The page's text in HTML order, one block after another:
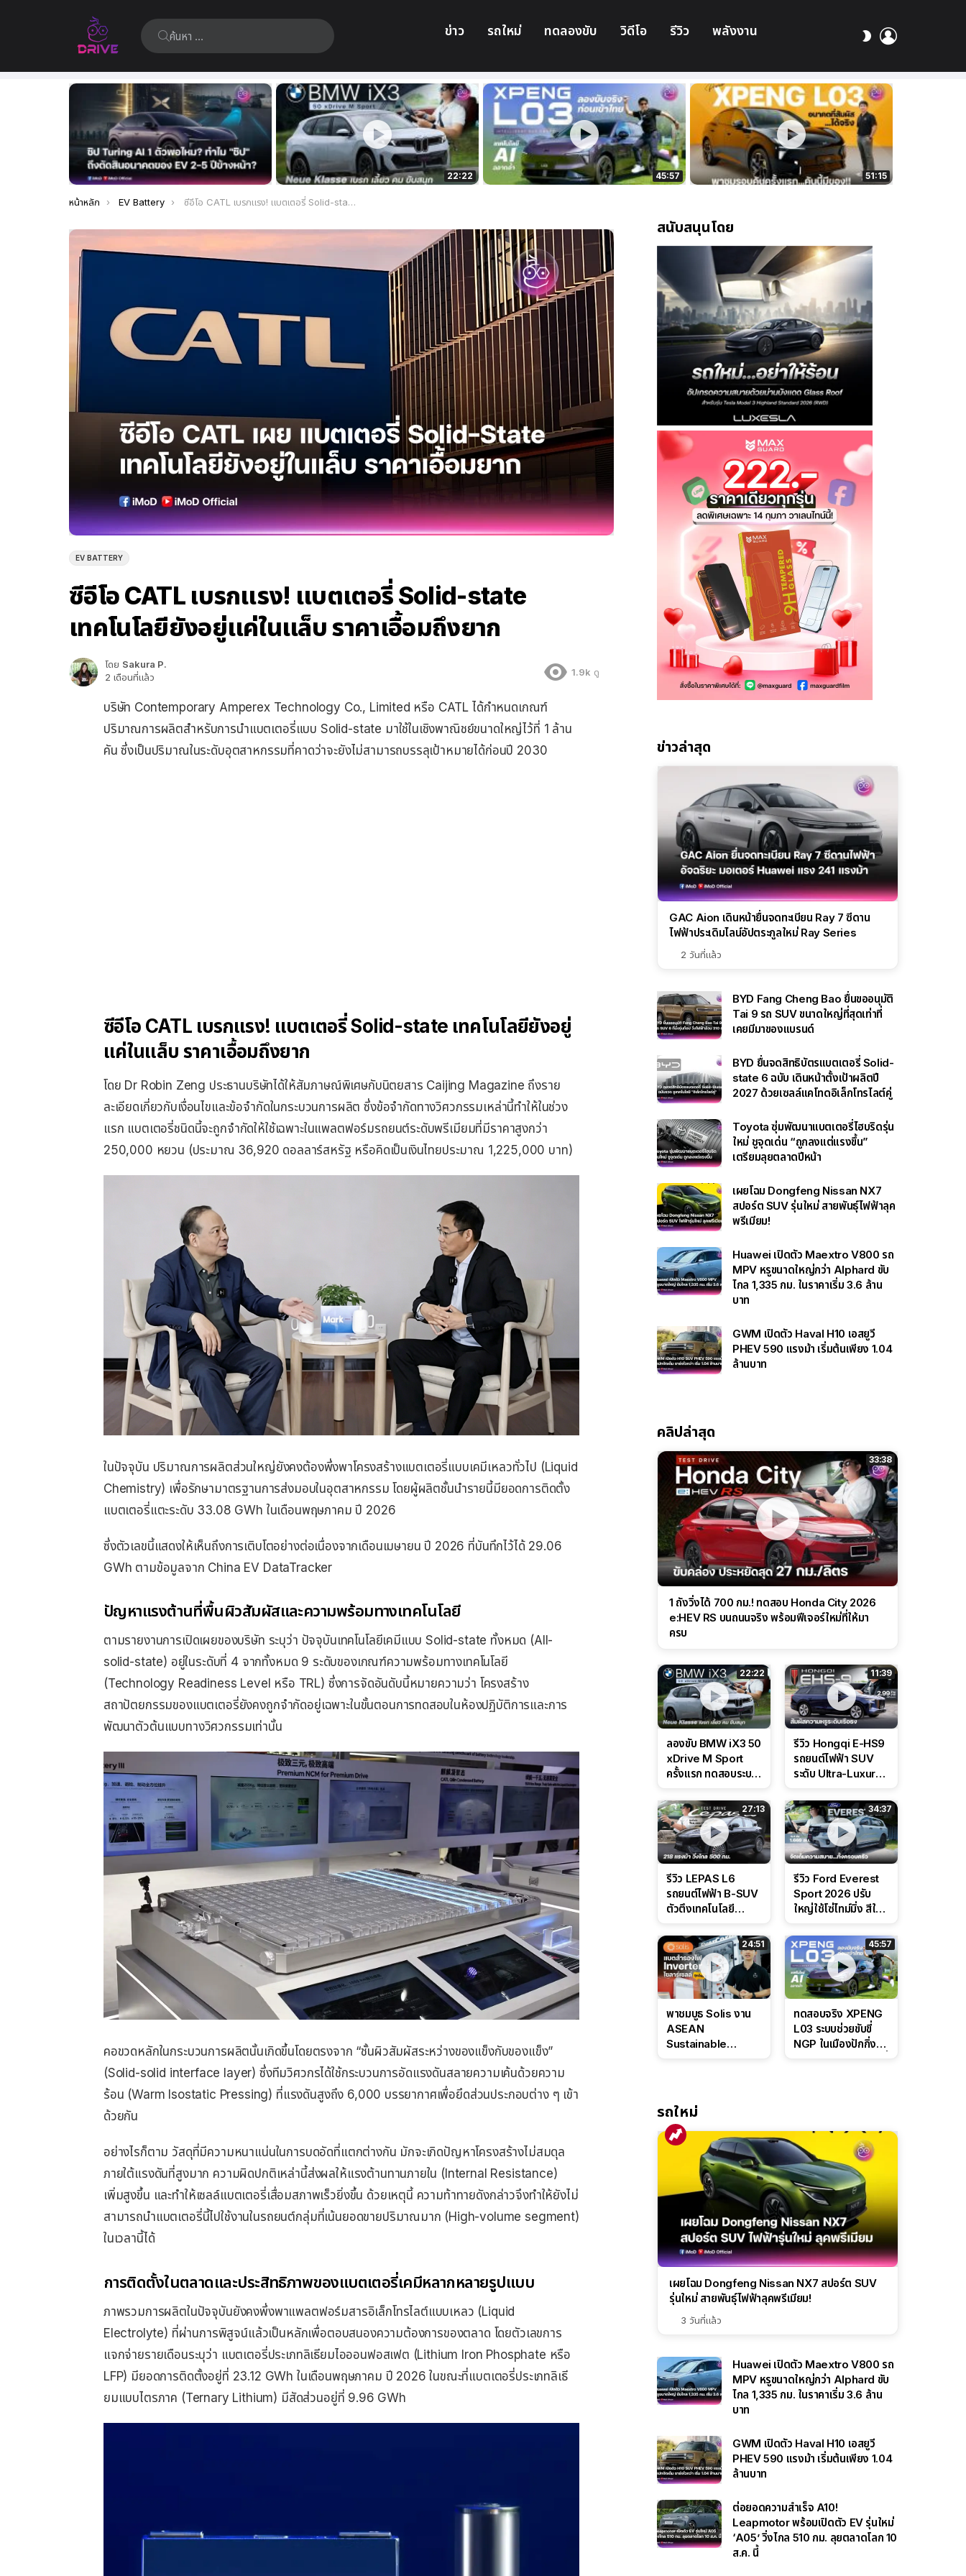
ค้นหา: ข่าว รถใหม่ ทดลองขับ วิดีโอ รีวิว พลังงาน
สลับ
เรื่อง
ล่าสุด
22:22 45:57 51:15
คุณอยู่ที่นี่:
หน้าหลัก EV Battery ซีอีโอ CATL เบรกแรง! แบตเตอรี่ Solid-state เทคโนโลยียังอยู่แค่ในแล็บ ราคาเอื้อมถึงยาก
EV BATTERY
ซีอีโอ CATL เบรกแรง! แบตเตอรี่ Solid-state
เทคโนโลยียังอยู่แค่ในแล็บ ราคาเอื้อมถึงยาก
โดย Sakura P.
2 เดือนที่แล้ว
1.9k ดู
บริษัท Contemporary Amperex Technology Co., Limited หรือ CATL ได้กำหนดเกณฑ์
ปริมาณการผลิตสำหรับการนำแบตเตอรี่แบบ Solid-state มาใช้ในเชิงพาณิชย์ขนาดใหญ่ไว้ที่ 1 ล้าน
คัน ซึ่งเป็นปริมาณในระดับอุตสาหกรรมที่คาดว่าจะยังไม่สามารถบรรลุเป้าหมายได้ก่อนปี 2030
ซีอีโอ CATL เบรกแรง! แบตเตอรี่ Solid-state เทคโนโลยียังอยู่
แค่ในแล็บ ราคาเอื้อมถึงยาก
โดย Dr Robin Zeng ประธานบริษัทได้ให้สัมภาษณ์พิเศษกับนิตยสาร Caijing Magazine ถึงราย
ละเอียดเกี่ยวกับเงื่อนไขและข้อจำกัดในกระบวนการผลิต ซึ่งข้อจำกัดทางวิศวกรรมเหล่านี้ทำให้ในช่วง
แรก แบตเตอรี่ชนิดนี้จะถูกจำกัดให้ใช้เฉพาะในแพลตฟอร์มรถยนต์ระดับพรีเมียมที่มีราคาสูงกว่า
250,000 หยวน (ประมาณ 36,920 ดอลลาร์สหรัฐ หรือคิดเป็นเงินไทยประมาณ 1,225,000 บาท)
ในปัจจุบัน ปริมาณการผลิตส่วนใหญ่ยังคงต้องพึ่งพาโครงสร้างแบตเตอรี่แบบเคมีเหลวทั่วไป (Liquid
Chemistry) เพื่อรักษามาตรฐานการส่งมอบในอุตสาหกรรม โดยผู้ผลิตชั้นนำรายนี้มียอดการติดตั้ง
แบตเตอรี่แตะระดับ 33.08 GWh ในเดือนพฤษภาคม ปี 2026
ซึ่งตัวเลขนี้แสดงให้เห็นถึงการเติบโตอย่างต่อเนื่องจากเดือนเมษายน ปี 2026 ที่บันทึกไว้ได้ 29.06
GWh ตามข้อมูลจาก China EV DataTracker
ปัญหาแรงต้านที่พื้นผิวสัมผัสและความพร้อมทางเทคโนโลยี
ตามรายงานการเปิดเผยของบริษัท ระบุว่า ปัจจุบันเทคโนโลยีเคมีแบบ Solid-state ทั้งหมด (All-
solid-state) อยู่ในระดับที่ 4 จากทั้งหมด 9 ระดับของเกณฑ์ความพร้อมทางเทคโนโลยี
(Technology Readiness Level หรือ TRL) ซึ่งการจัดอันดับนี้หมายความว่า โครงสร้าง
สถาปัตยกรรมของแบตเตอรี่ยังคงถูกจำกัดอยู่เฉพาะในขั้นตอนการทดสอบในห้องปฏิบัติการและการ
พัฒนาตัวต้นแบบทางวิศวกรรมเท่านั้น
คอขวดหลักในกระบวนการผลิตนั้นเกิดขึ้นโดยตรงจาก “ชั้นผิวสัมผัสระหว่างของแข็งกับของแข็ง”
(Solid-solid interface layer) ซึ่งทีมวิศวกรได้ใช้กระบวนการอัดแรงดันสลายความเค้นด้วยความ
ร้อน (Warm Isostatic Pressing) ที่แรงดันสูงถึง 6,000 บรรยากาศเพื่อยึดส่วนประกอบต่าง ๆ เข้า
ด้วยกัน
อย่างไรก็ตาม วัสดุที่มีความหนาแน่นในการบดอัดที่แตกต่างกัน มักจะเกิดปัญหาโครงสร้างไม่สมดุล
ภายใต้แรงดันที่สูงมาก ความผิดปกติเหล่านี้ส่งผลให้แรงต้านทานภายใน (Internal Resistance)
เพิ่มสูงขึ้น และทำให้เซลล์แบตเตอรี่เสื่อมสภาพเร็วยิ่งขึ้น ด้วยเหตุนี้ ความท้าทายดังกล่าวจึงทำให้ยังไม่
สามารถนำแบตเตอรี่นี้ไปใช้งานในรถยนต์กลุ่มที่เน้นยอดขายปริมาณมาก (High-volume segment)
ในเวลานี้ได้
การติดตั้งในตลาดและประสิทธิภาพของแบตเตอรี่เคมีหลากหลายรูปแบบ
ภาพรวมการผลิตในปัจจุบันยังคงพึ่งพาแพลตฟอร์มสารอิเล็กโทรไลต์แบบเหลว (Liquid
Electrolyte) ที่ผ่านการพิสูจน์แล้วเป็นหลักเพื่อตอบสนองความต้องการของตลาด โดยตัวเลขการ
แจกจ่ายรายเดือนระบุว่า แบตเตอรี่ประเภทลิเธียมไอออนฟอสเฟต (Lithium Iron Phosphate หรือ
LFP) มียอดการติดตั้งอยู่ที่ 23.12 GWh ในเดือนพฤษภาคม ปี 2026 ในขณะที่แบตเตอรี่ประเภทลิเธี
ยมแบบไตรภาค (Ternary Lithium) มีสัดส่วนอยู่ที่ 9.96 GWh
สนับสนุนโดย
ข่าวล่าสุด
GAC Aion เดินหน้ายื่นจดทะเบียน Ray 7 ซีดาน
ไฟฟ้าประเดิมไลน์อัปตระกูลใหม่ Ray Series
2 วันที่แล้ว
BYD Fang Cheng Bao ยื่นขออนุมัติ
Tai 9 รถ SUV ขนาดใหญ่ที่สุดเท่าที่
เคยมีมาของแบรนด์
BYD ยื่นจดสิทธิบัตรแบตเตอรี่ Solid-
state 6 ฉบับ เดินหน้าตั้งเป้าผลิตปี
2027 ด้วยเซลล์แคโทดอิเล็กโทรไลต์คู่
Toyota ซุ่มพัฒนาแบตเตอรี่ไฮบริดรุ่น
ใหม่ ชูจุดเด่น “ถูกลงแต่แรงขึ้น”
เตรียมลุยตลาดปีหน้า
เผยโฉม Dongfeng Nissan NX7
สปอร์ต SUV รุ่นใหม่ สายพันธุ์ไฟฟ้าลุค
พรีเมียม!
Huawei เปิดตัว Maextro V800 รถ
MPV หรูขนาดใหญ่กว่า Alphard ขับ
ไกล 1,335 กม. ในราคาเริ่ม 3.6 ล้าน
บาท
GWM เปิดตัว Haval H10 เอสยูวี
PHEV 590 แรงม้า เริ่มต้นเพียง 1.04
ล้านบาท
คลิปล่าสุด
33:38
1 ถังวิ่งได้ 700 กม.! ทดสอบ Honda City 2026
e:HEV RS บนถนนจริง พร้อมฟีเจอร์ใหม่ที่ให้มา
ครบ
22:22
ลองขับ BMW iX3 50
xDrive M Sport
ครั้งแรก ทดสอบระบบ
Performance แบบ
จัดเต็มในสนาม
11:39
รีวิว Hongqi E-HS9
รถยนต์ไฟฟ้า SUV
ระดับ Ultra-Luxury
CDC นุ่มหนึบเหนือ
ระดับ
27:13
รีวิว LEPAS L6
รถยนต์ไฟฟ้า B-SUV
ตัวตึงเทคโนโลยี
ล่างหนึบ ลุ้นราคา 7
แสนต้น
34:37
รีวิว Ford Everest
Sport 2026 ปรับ
ใหญ่ใช้โซ่ไทม์มิ่ง สีใหม่
ดุดันสไตล์ครอบครัว
สายลุย
24:51
พาชมบูธ Solis งาน
ASEAN
Sustainable
IntelliHouse และ
EverCORE โซลูชัน
ESS ครบวงจร
45:57
ทดสอบจริง XPENG
L03 ระบบช่วยขับขี่
NGP ในเมืองปักกิ่ง
รถใหม่
เผยโฉม Dongfeng Nissan NX7 สปอร์ต SUV
รุ่นใหม่ สายพันธุ์ไฟฟ้าลุคพรีเมียม!
3 วันที่แล้ว
Huawei เปิดตัว Maextro V800 รถ
MPV หรูขนาดใหญ่กว่า Alphard ขับ
ไกล 1,335 กม. ในราคาเริ่ม 3.6 ล้าน
บาท
GWM เปิดตัว Haval H10 เอสยูวี
PHEV 590 แรงม้า เริ่มต้นเพียง 1.04
ล้านบาท
ต่อยอดความสำเร็จ A10!
Leapmotor พร้อมเปิดตัว EV รุ่นใหม่
‘A05’ วิ่งไกล 510 กม. ลุยตลาดโลก 10
ส.ค. นี้